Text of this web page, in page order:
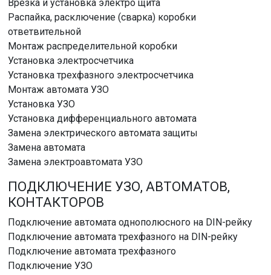
Врезка и установка электро щита
Распайка, расключение (сварка) коробки
ответвительной
Монтаж распределительной коробки
Установка электросчетчика
Установка трехфазного электросчетчика
Монтаж автомата УЗО
Установка УЗО
Установка дифференциального автомата
Замена электрического автомата защиты
Замена автомата
Замена электроавтомата УЗО
ПОДКЛЮЧЕНИЕ УЗО, АВТОМАТОВ,
КОНТАКТОРОВ
Подключение автомата однополюсного на DIN-рейку
Подключение автомата трехфазного на DIN-рейку
Подключение автомата трехфазного
Подключение УЗО